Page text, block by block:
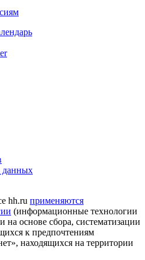
данных
hh.ru применяются
(информационные технологии
на основе сбора, систематизации
к предпочтениям
находящихся на территории